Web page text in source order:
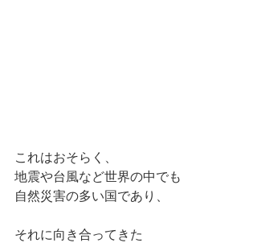
これはおそらく、
地震や台風など世界の中でも
自然災害の多い国であり、
それに向き合ってきた